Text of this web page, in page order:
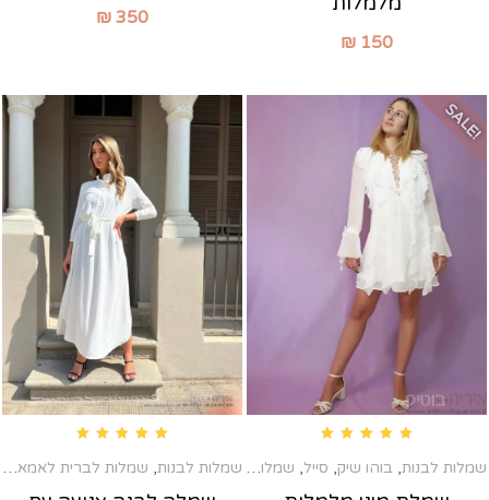
₪ 150
₪ 350
SALE!
שמלות לבנות, בוהו שיק, סייל, שמלות טראש , שמלות כלה שניה,שמלות שמלות לבנות, שמלות לברית לאמא,